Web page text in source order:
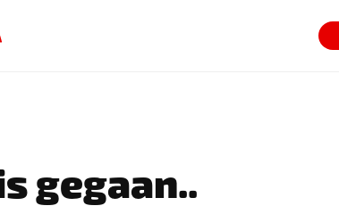
gegaan..